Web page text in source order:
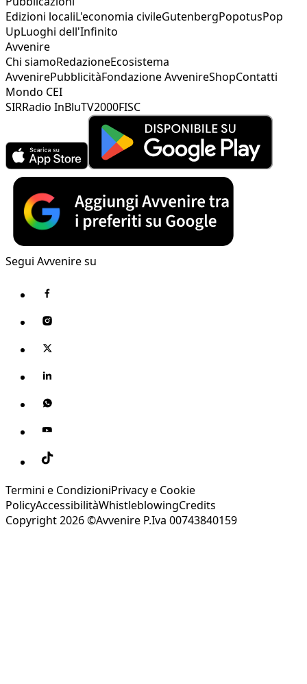
Edizioni localiL'economia civileGutenbergPopotusPop
UpLuoghi dell'Infinito
Avvenire
Chi siamoRedazioneEcosistema
AvvenirePubblicitàFondazione AvvenireShopContatti
Mondo CEI
SIRRadio InBluTV2000FISC
Segui Avvenire su
Termini e CondizioniPrivacy e Cookie
PolicyAccessibilitàWhistleblowingCredits
Copyright 2026 ©Avvenire P.Iva 00743840159